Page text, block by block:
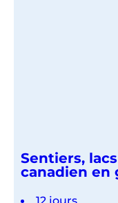
Sentiers,
canadien en